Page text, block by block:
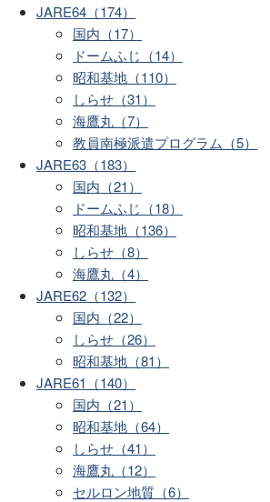
JARE64（174）
国内（17）
ドームふじ（14）
昭和基地（110）
しらせ（31）
海鷹丸（7）
教員南極派遣プログラム（5）
JARE63（183）
国内（21）
ドームふじ（18）
昭和基地（136）
しらせ（8）
海鷹丸（4）
JARE62（132）
国内（22）
しらせ（26）
昭和基地（81）
JARE61（140）
国内（21）
昭和基地（64）
しらせ（41）
海鷹丸（12）
セルロン地質（6）